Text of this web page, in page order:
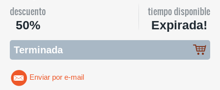
descuento
50%
tiempo disponible
Expirada!
Terminada
Enviar por e-mail